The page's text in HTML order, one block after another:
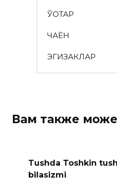
ЎҚОТАР
ЧАЁН
ЭГИЗАКЛАР
Вам также
Tushda Toshkin
bilasizmi